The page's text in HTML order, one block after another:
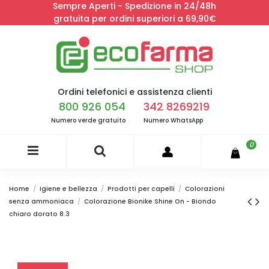
Sempre Aperti - Spedizione in 24/48h
gratuita per ordini superiori a 69,90€
Ordini telefonici e assistenza clienti
800 926 054
Numero verde gratuito
342 8269219
Numero WhatsApp
0
Home Igiene e bellezza Prodotti per capelli
Colorazioni
senza ammoniaca
Colorazione Bionike Shine On - Biondo
chiaro dorato 8.3